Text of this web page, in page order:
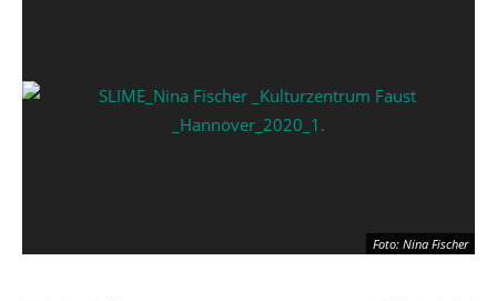
Foto: Nina Fischer